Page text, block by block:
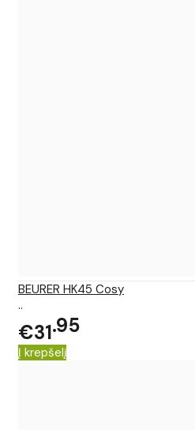
BEURER HK45 Cosy
..
€31 95
Į krepšelį